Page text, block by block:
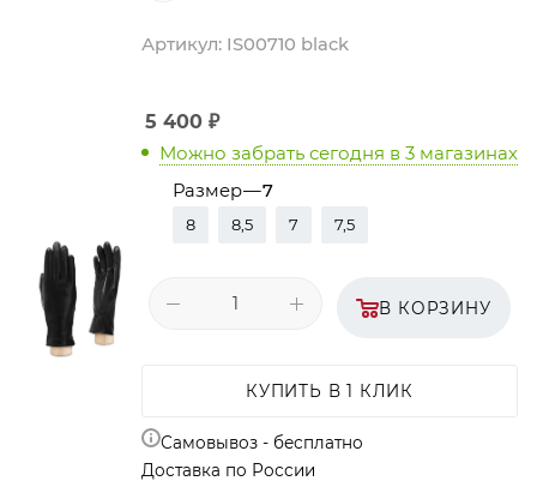
Артикул: IS00710 black
5 400 ₽
Можно забрать сегодня в 3 магазинах
Размер—7
8 8,5 7 7,5
В КОРЗИНУ
КУПИТЬ В 1 КЛИК
Самовывоз - бесплатно
Доставка по России